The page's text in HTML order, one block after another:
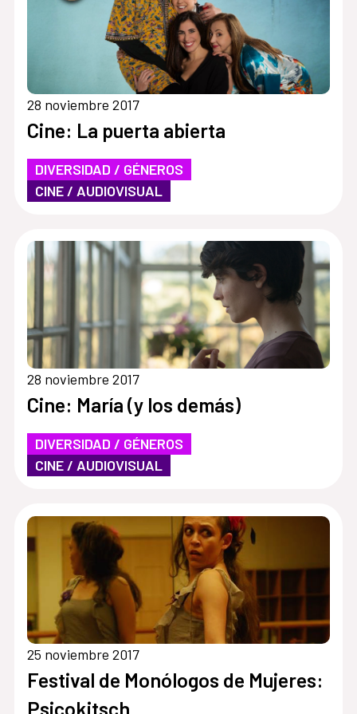
28 noviembre 2017
Cine: La puerta abierta
DIVERSIDAD / GÉNEROS
CINE / AUDIOVISUAL
28 noviembre 2017
Cine: María (y los demás)
DIVERSIDAD / GÉNEROS
CINE / AUDIOVISUAL
25 noviembre 2017
Festival de Monólogos de Mujeres:
Psicokitsch